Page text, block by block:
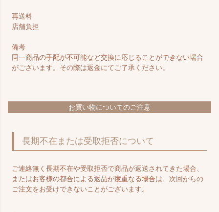
再送料
店舗負担
備考
同一商品の手配が不可能など交換に応じることができない場合
がございます。その際は返金にてご了承ください。
お買い物についてのご注意
長期不在または受取拒否について
ご連絡無く長期不在や受取拒否で商品が返送されてきた場合、
またはお客様の都合による返品が度重なる場合は、次回からの
ご注文をお受けできないことがございます。